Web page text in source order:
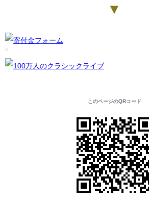
▼
このページのQRコード